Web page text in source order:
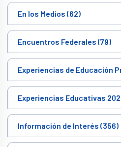
En los Medios (62)
Encuentros Federales (79)
Experiencias de Educación
Experiencias Educativas
Información de Interés (356)